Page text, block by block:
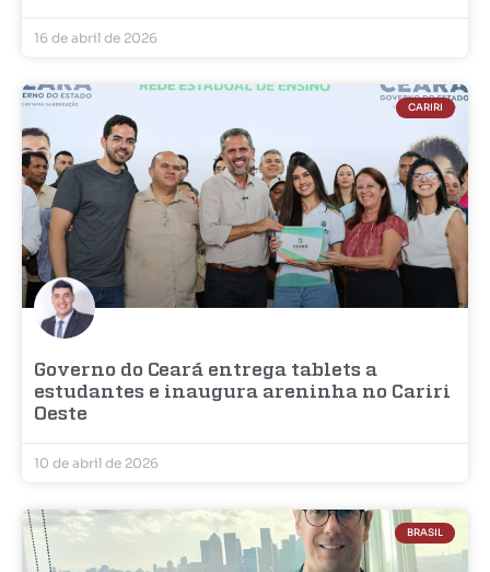
16 de abril de 2026
CARIRI
Governo do Ceará entrega tablets a
estudantes e inaugura areninha no Cariri
Oeste
10 de abril de 2026
BRASIL